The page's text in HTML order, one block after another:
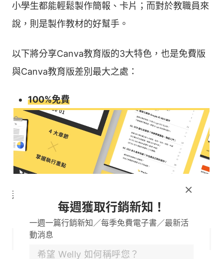
每週獲取行銷新知！
一週一篇行銷新知／每季免費電子書／最新活
動消息
小學生都能輕鬆製作簡報、卡片；而對於教職員來
說，則是製作教材的好幫手。
以下將分享Canva教育版的3大特色，也是免費版
與Canva教育版差別最大之處：
100%免費
可以取得付費版的內容和素材
能連接到你各式課堂工具，包含Schoology、
D2L、Moodle、Blackboard、Google
Classroom、Canvas 和 Microsoft Teams
那如何申請教育版呢？